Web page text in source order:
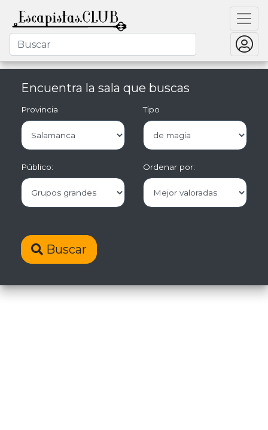
Encuentra la sala que buscas
Provincia Tipo
Público: Ordenar por:
Buscar